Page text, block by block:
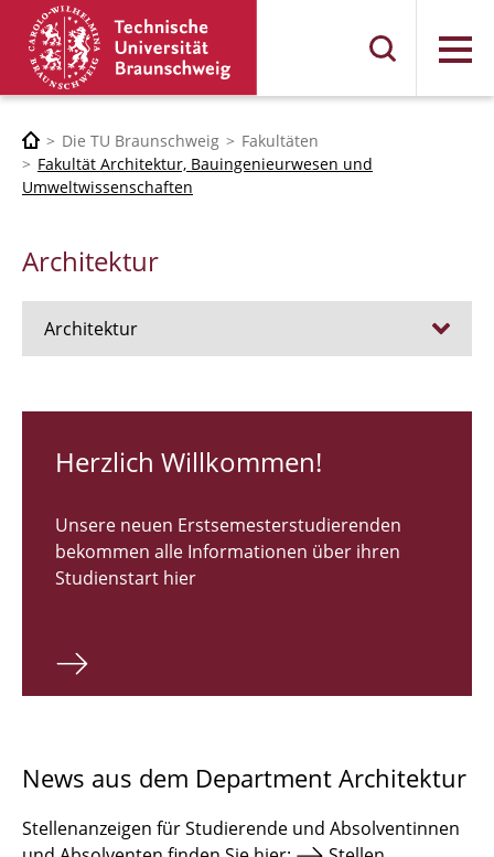
Menü
Die TU Braunschweig
Fakultäten
Fakultät Architektur, Bauingenieurwesen und
Umweltwissenschaften
Architektur
Architektur
RUNDGANG 26
Bachelor Architektur
Master Architektur
Qualifikationsprofil
Institute
Herzlich Willkommen!
Unsere neuen Erstsemesterstudierenden
bekommen alle Informationen über ihren
Studienstart hier
News aus dem Department Architektur
Stellenanzeigen für Studierende und Absolventinnen